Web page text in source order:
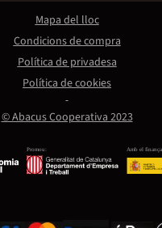
Promou: Amb el
© Abacus Cooperativa 2023
Mapa del lloc
Condicions de compra
Política de privadesa
Política de cookies